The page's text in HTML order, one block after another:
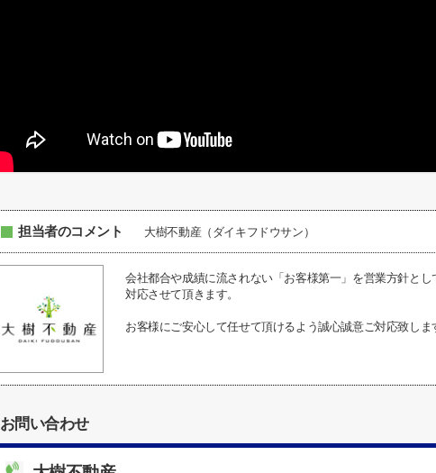
担当者のコメント 大樹不動産（ダイキフドウサン）
会社都合や成績に流されない「お客様第一」を営業方針と
対応させて頂きます。
お客様にご安心して任せて頂けるよう誠心誠意ご対応致しま
お問い合わせ